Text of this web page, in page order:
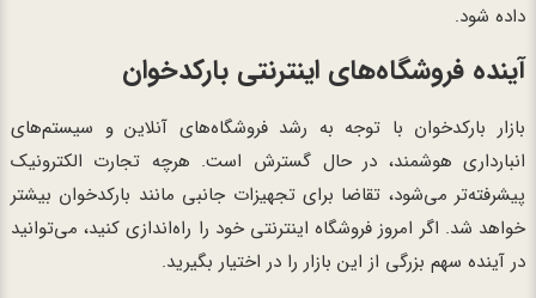
داده شود.
آینده فروشگاه‌های اینترنتی بارکدخوان
بازار بارکدخوان با توجه به رشد فروشگاه‌های آنلاین و سیستم‌های
انبارداری هوشمند، در حال گسترش است. هرچه تجارت الکترونیک
پیشرفته‌تر می‌شود، تقاضا برای تجهیزات جانبی مانند بارکدخوان بیشتر
خواهد شد. اگر امروز فروشگاه اینترنتی خود را راه‌اندازی کنید، می‌توانید
در آینده سهم بزرگی از این بازار را در اختیار بگیرید.